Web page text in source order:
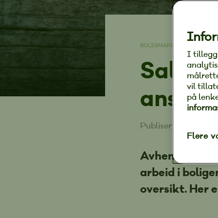
BOLIGMAPPA
Salg
Publisert 10. januar
arbeid i
oversikt. Her
I tillegg
vil
på
Flere